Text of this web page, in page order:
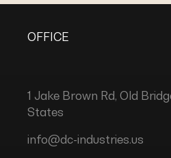
OFFICE
1 Jake Brown Rd, Old
States
info@dc-industries.us